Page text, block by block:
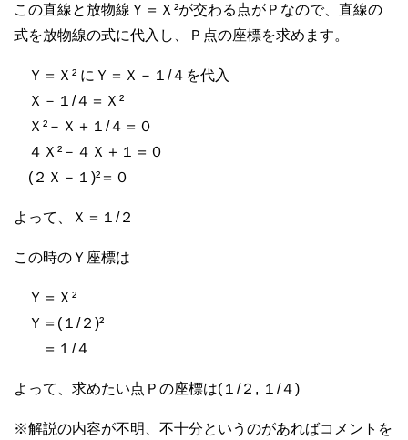
この直線と放物線Ｙ＝Ｘ²が交わる点がＰなので、直線の
式を放物線の式に代入し、Ｐ点の座標を求めます。
Ｙ＝Ｘ² にＹ＝Ｘ－１/４を代入
Ｘ－１/４＝Ｘ²
Ｘ²－Ｘ＋１/４＝０
４Ｘ²－４Ｘ＋１＝０
(２Ｘ－１)²＝０
よって、Ｘ＝１/２
この時のＹ座標は
Ｙ＝Ｘ²
Ｙ＝(１/２)²
＝１/４
よって、求めたい点Ｐの座標は(１/２, １/４)
※解説の内容が不明、不十分というのがあればコメントを